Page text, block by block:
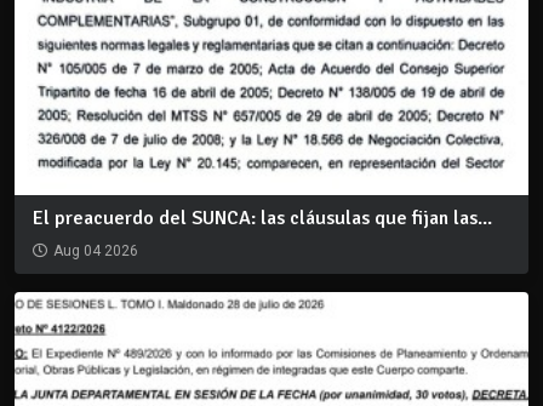
El preacuerdo del SUNCA: las cláusulas que fijan las...
Aug 04 2026